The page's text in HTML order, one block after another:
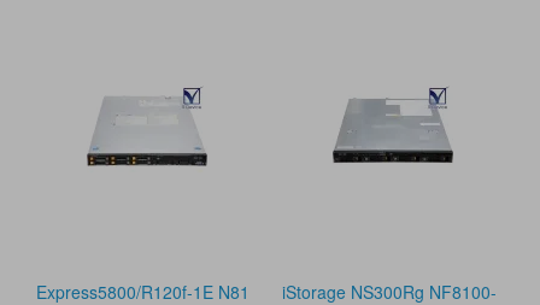
Express5800/R120f-1E N81
iStorage NS300Rg NF8100-